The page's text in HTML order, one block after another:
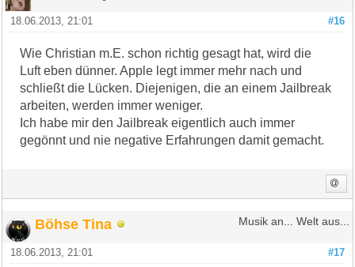
#16
18.06.2013, 21:01
Wie Christian m.E. schon richtig gesagt hat, wird die
Luft eben dünner. Apple legt immer mehr nach und
schließt die Lücken. Diejenigen, die an einem Jailbreak
arbeiten, werden immer weniger.
Ich habe mir den Jailbreak eigentlich auch immer
gegönnt und nie negative Erfahrungen damit gemacht.
Böhse Tina Musik an... Welt aus...
#17
18.06.2013, 21:01